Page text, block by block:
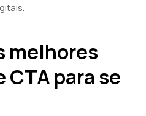
melhores
CTA para se